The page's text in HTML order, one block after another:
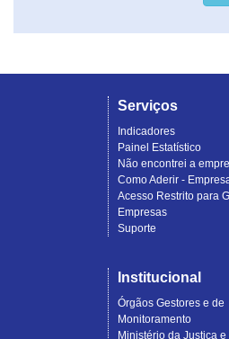
Serviços
Indicadores
Painel Estatístico
Não encontrei a
Como Aderir -
Acesso Restrito para
Empresas
Suporte
Institucional
Órgãos Gestores e de
Monitoramento
Ministério da Justiça